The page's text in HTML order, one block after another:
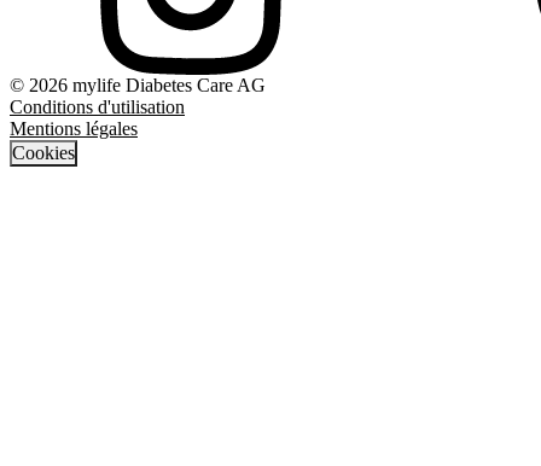
© 2026 mylife Diabetes Care AG
Conditions d'utilisation
Mentions légales
Cookies